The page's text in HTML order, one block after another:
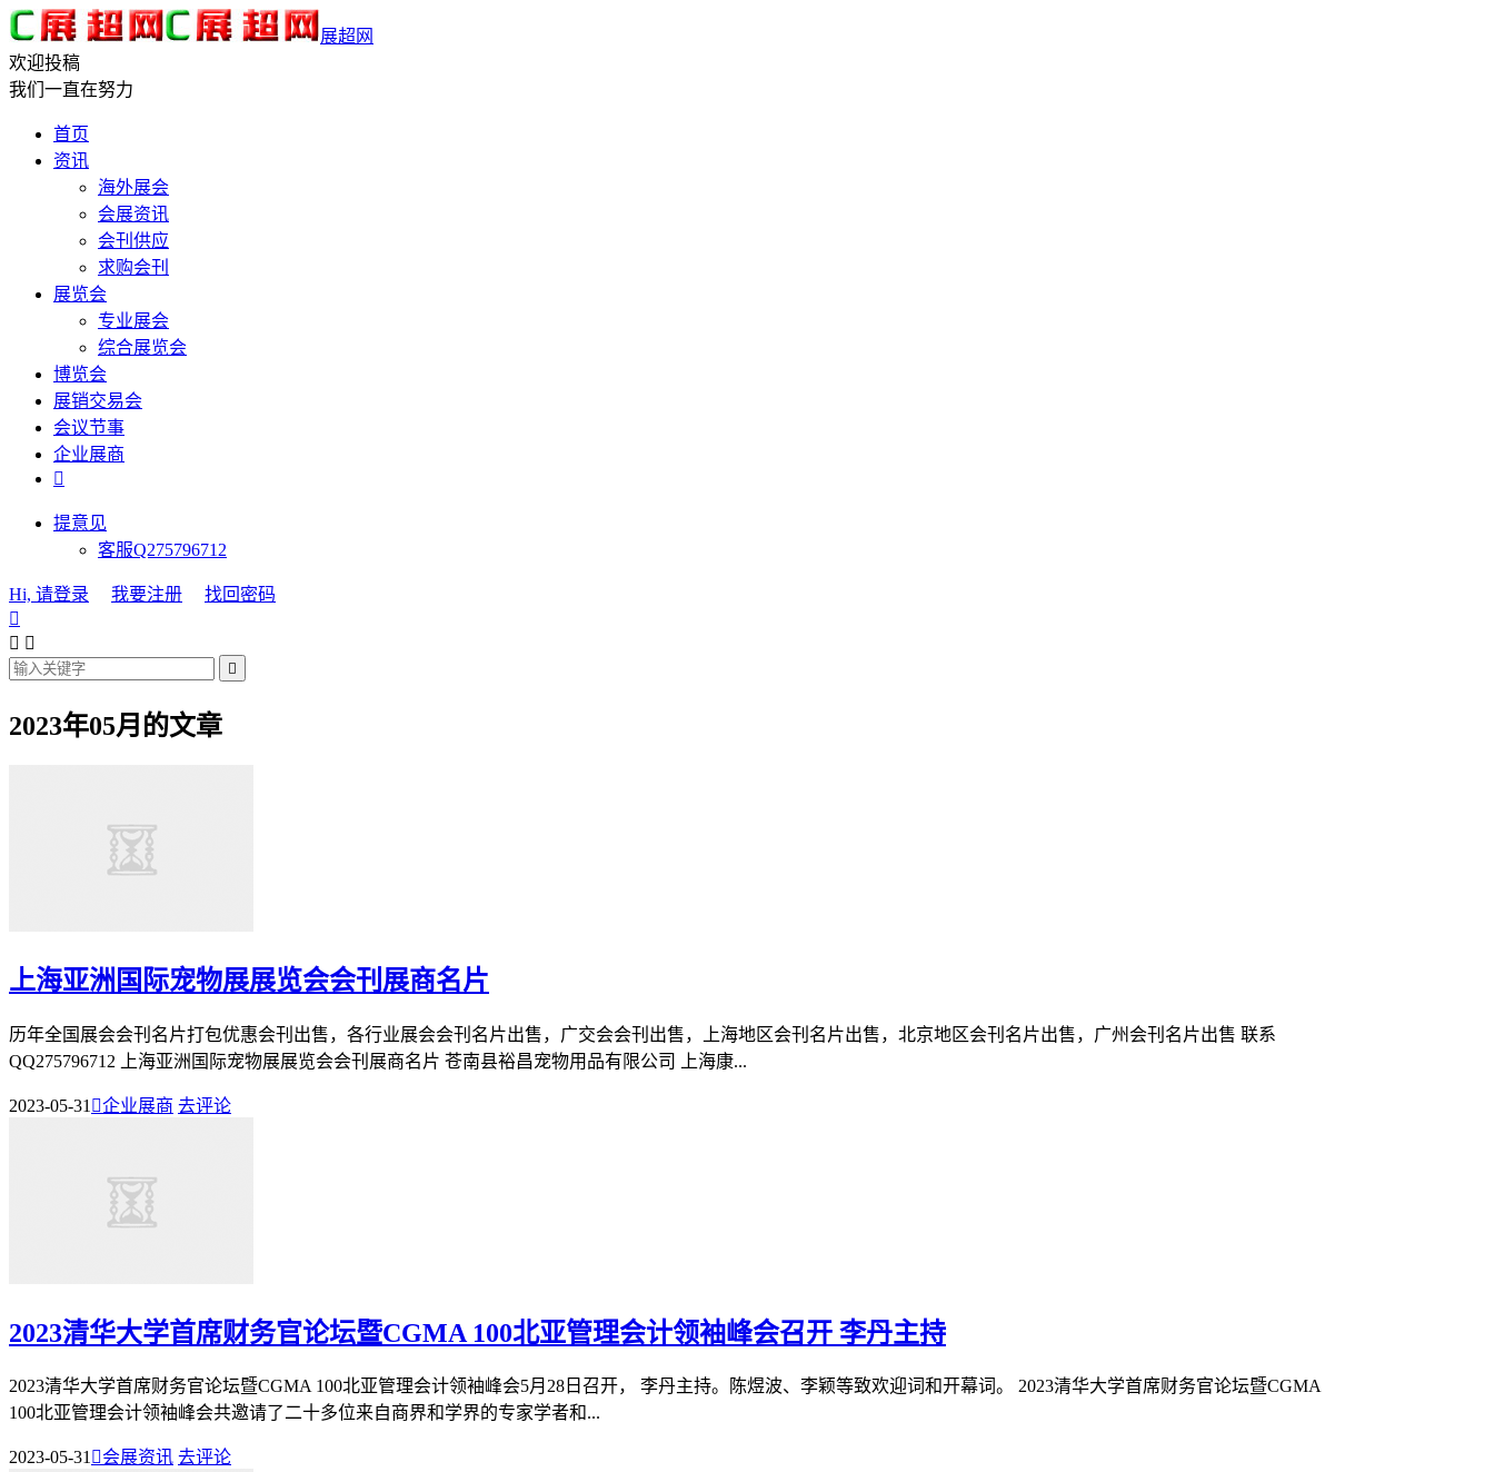
展超网
欢迎投稿
我们一直在努力
首页
资讯
海外展会
会展资讯
会刊供应
求购会刊
展览会
专业展会
综合展览会
博览会
展销交易会
会议节事
企业展商

提意见
客服Q275796712
Hi, 请登录 我要注册
找回密码

 

2023年05月的文章
上海亚洲国际宠物展展览会会刊展商名片
历年全国展会会刊名片打包优惠会刊出售，各行业展会会刊名片出售，广交会会刊出售，上海地区会刊名片出售，北京地区会刊名片出售，广州会刊名片出售 联系
QQ275796712 上海亚洲国际宠物展展览会会刊展商名片 苍南县裕昌宠物用品有限公司 上海康...
2023-05-31 企业展商 去评论
2023清华大学首席财务官论坛暨CGMA 100北亚管理会计领袖峰会召开 李丹主持
2023清华大学首席财务官论坛暨CGMA 100北亚管理会计领袖峰会5月28日召开， 李丹主持。陈煜波、李颖等致欢迎词和开幕词。 2023清华大学首席财务官论坛暨CGMA
100北亚管理会计领袖峰会共邀请了二十多位来自商界和学界的专家学者和...
2023-05-31会展资讯 去评论